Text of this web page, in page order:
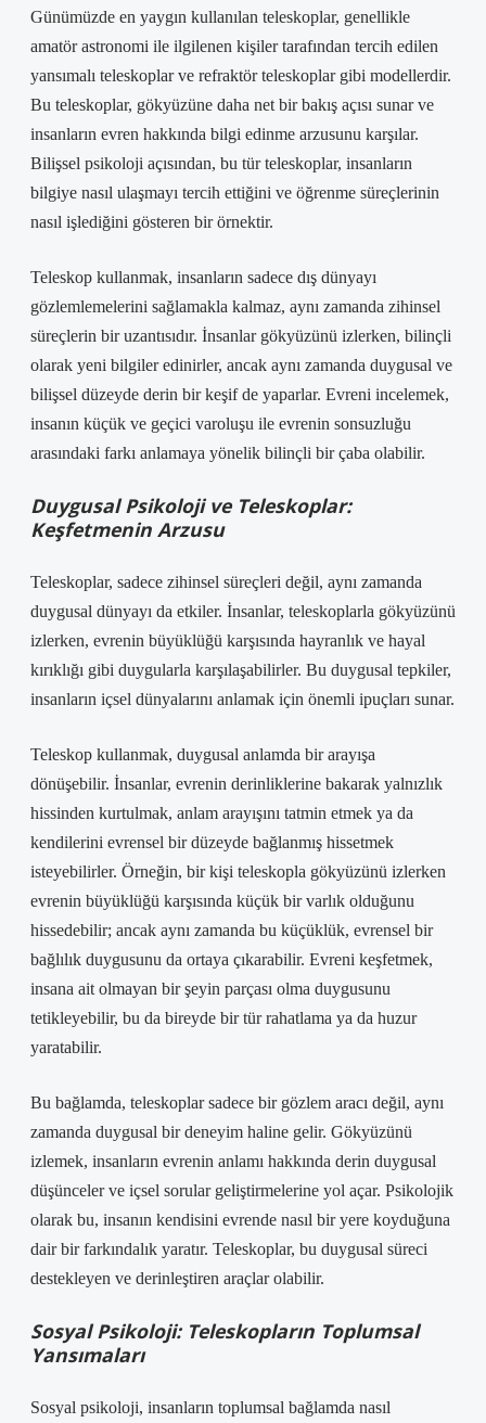
Günümüzde en yaygın kullanılan teleskoplar, genellikle
amatör astronomi ile ilgilenen kişiler tarafından tercih edilen
yansımalı teleskoplar ve refraktör teleskoplar gibi modellerdir.
Bu teleskoplar, gökyüzüne daha net bir bakış açısı sunar ve
insanların evren hakkında bilgi edinme arzusunu karşılar.
Bilişsel psikoloji açısından, bu tür teleskoplar, insanların
bilgiye nasıl ulaşmayı tercih ettiğini ve öğrenme süreçlerinin
nasıl işlediğini gösteren bir örnektir.
Teleskop kullanmak, insanların sadece dış dünyayı
gözlemlemelerini sağlamakla kalmaz, aynı zamanda zihinsel
süreçlerin bir uzantısıdır. İnsanlar gökyüzünü izlerken, bilinçli
olarak yeni bilgiler edinirler, ancak aynı zamanda duygusal ve
bilişsel düzeyde derin bir keşif de yaparlar. Evreni incelemek,
insanın küçük ve geçici varoluşu ile evrenin sonsuzluğu
arasındaki farkı anlamaya yönelik bilinçli bir çaba olabilir.
Duygusal Psikoloji ve Teleskoplar:
Keşfetmenin Arzusu
Teleskoplar, sadece zihinsel süreçleri değil, aynı zamanda
duygusal dünyayı da etkiler. İnsanlar, teleskoplarla gökyüzünü
izlerken, evrenin büyüklüğü karşısında hayranlık ve hayal
kırıklığı gibi duygularla karşılaşabilirler. Bu duygusal tepkiler,
insanların içsel dünyalarını anlamak için önemli ipuçları sunar.
Teleskop kullanmak, duygusal anlamda bir arayışa
dönüşebilir. İnsanlar, evrenin derinliklerine bakarak yalnızlık
hissinden kurtulmak, anlam arayışını tatmin etmek ya da
kendilerini evrensel bir düzeyde bağlanmış hissetmek
isteyebilirler. Örneğin, bir kişi teleskopla gökyüzünü izlerken
evrenin büyüklüğü karşısında küçük bir varlık olduğunu
hissedebilir; ancak aynı zamanda bu küçüklük, evrensel bir
bağlılık duygusunu da ortaya çıkarabilir. Evreni keşfetmek,
insana ait olmayan bir şeyin parçası olma duygusunu
tetikleyebilir, bu da bireyde bir tür rahatlama ya da huzur
yaratabilir.
Bu bağlamda, teleskoplar sadece bir gözlem aracı değil, aynı
zamanda duygusal bir deneyim haline gelir. Gökyüzünü
izlemek, insanların evrenin anlamı hakkında derin duygusal
düşünceler ve içsel sorular geliştirmelerine yol açar. Psikolojik
olarak bu, insanın kendisini evrende nasıl bir yere koyduğuna
dair bir farkındalık yaratır. Teleskoplar, bu duygusal süreci
destekleyen ve derinleştiren araçlar olabilir.
Sosyal Psikoloji: Teleskopların Toplumsal
Yansımaları
Sosyal psikoloji, insanların toplumsal bağlamda nasıl